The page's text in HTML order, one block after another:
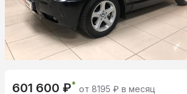
601 600 ₽* от 8195 ₽ в месяц